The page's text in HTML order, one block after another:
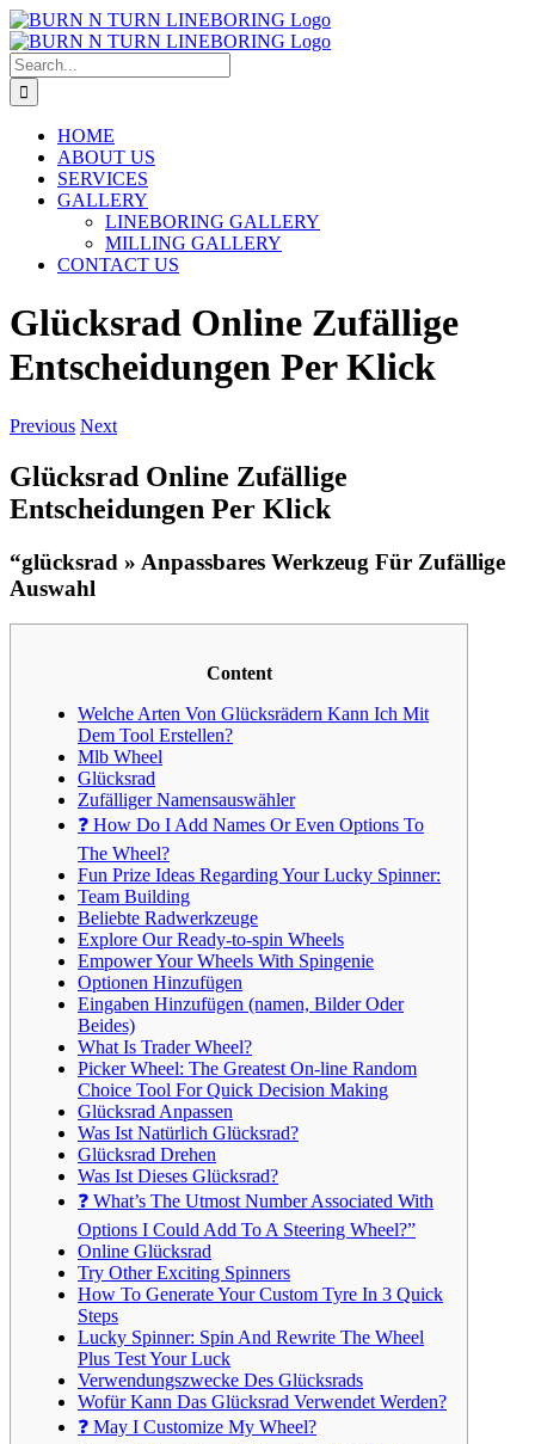
Skip
to
content
Search
for:
HOME
ABOUT US
SERVICES
GALLERY
LINEBORING GALLERY
MILLING GALLERY
CONTACT US
Glücksrad Online Zufällige
Entscheidungen Per Klick
Previous Next
Glücksrad Online Zufällige
Entscheidungen Per Klick
“glücksrad » Anpassbares Werkzeug Für Zufällige
Auswahl
Content
Welche Arten Von Glücksrädern Kann Ich Mit
Dem Tool Erstellen?
Mlb Wheel
Glücksrad
Zufälliger Namensauswähler
❓ How Do I Add Names Or Even Options To
The Wheel?
Fun Prize Ideas Regarding Your Lucky Spinner:
Team Building
Beliebte Radwerkzeuge
Explore Our Ready-to-spin Wheels
Empower Your Wheels With Spingenie
Optionen Hinzufügen
Eingaben Hinzufügen (namen, Bilder Oder
Beides)
What Is Trader Wheel?
Picker Wheel: The Greatest On-line Random
Choice Tool For Quick Decision Making
Glücksrad Anpassen
Was Ist Natürlich Glücksrad?
Glücksrad Drehen
Was Ist Dieses Glücksrad?
❓ What’s The Utmost Number Associated With
Options I Could Add To A Steering Wheel?”
Online Glücksrad
Try Other Exciting Spinners
How To Generate Your Custom Tyre In 3 Quick
Steps
Lucky Spinner: Spin And Rewrite The Wheel
Plus Test Your Luck
Verwendungszwecke Des Glücksrads
Wofür Kann Das Glücksrad Verwendet Werden?
❓ May I Customize My Wheel?